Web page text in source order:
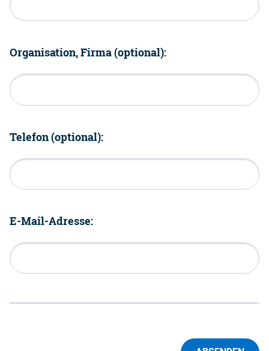
Organisation, Firma (optional):
Telefon (optional):
E-Mail-Adresse: